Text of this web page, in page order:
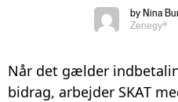
by Nina
Zenegy®
Når det gælder
bidrag, arbejder SKAT